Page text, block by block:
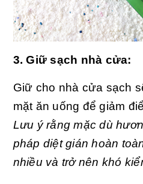
3. Giữ sạch nhà cửa:
Giữ cho nhà cửa sạch
mặt ăn uống để giảm
Lưu ý rằng mặc dù
pháp diệt gián hoàn
nhiều và trở nên khó